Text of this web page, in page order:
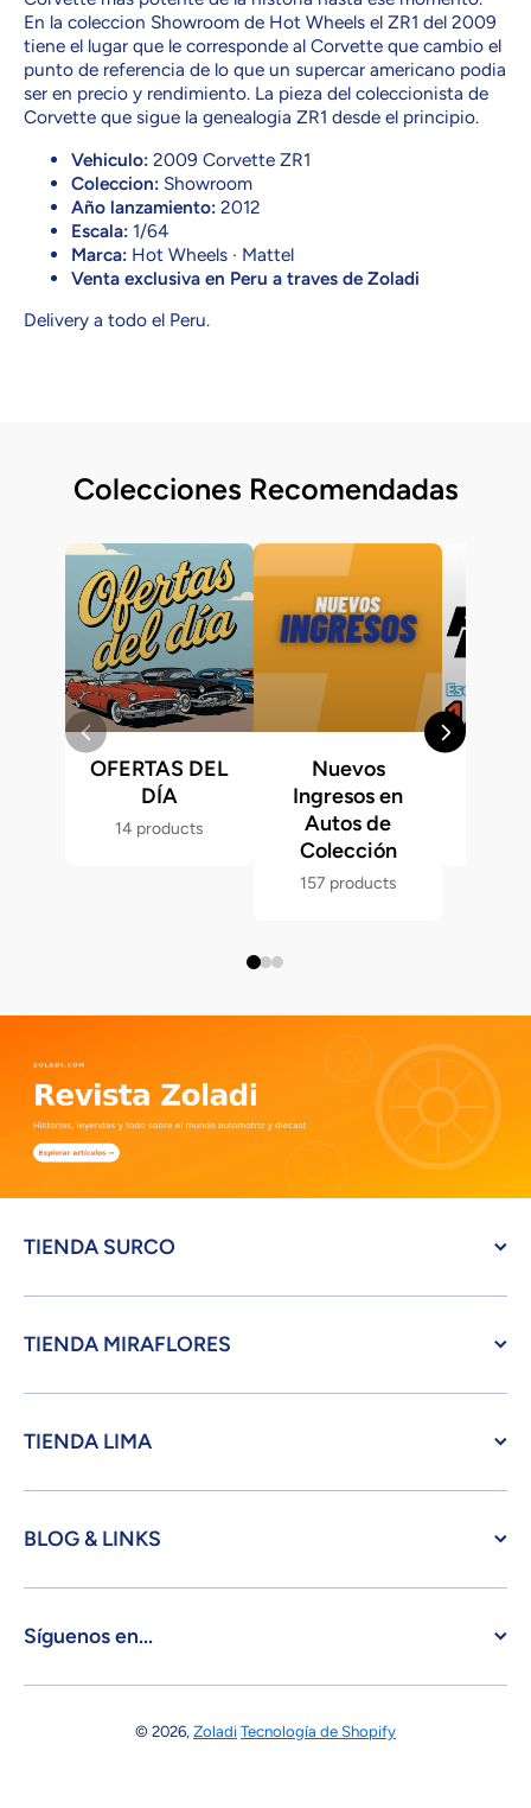
En la coleccion Showroom de Hot Wheels el ZR1 del 2009
tiene el lugar que le corresponde al Corvette que cambio el
punto de referencia de lo que un supercar americano podia
ser en precio y rendimiento. La pieza del coleccionista de
Corvette que sigue la genealogia ZR1 desde el principio.
Vehiculo: 2009 Corvette ZR1
Coleccion: Showroom
Año lanzamiento: 2012
Escala: 1/64
Marca: Hot Wheels · Mattel
Venta exclusiva en Peru a traves de Zoladi
Delivery a todo el Peru.
Colecciones Recomendadas
OFERTAS DEL
DÍA
14 products
Nuevos
Ingresos en
Autos de
Colección
157 products
TIENDA SURCO
TIENDA MIRAFLORES
TIENDA LIMA
BLOG & LINKS
Síguenos en...
© 2026,Zoladi Tecnología de Shopify